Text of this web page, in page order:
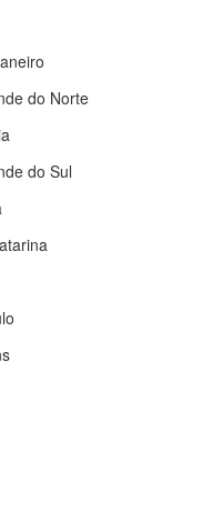
do Norte
do Sul